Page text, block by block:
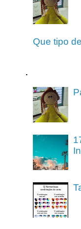
Que tipo
.